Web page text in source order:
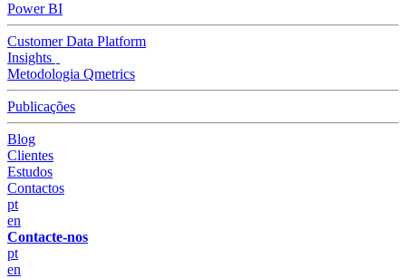
Power BI
Customer Data Platform
Insights
Metodologia Qmetrics
Publicações
Blog
Clientes
Estudos
Contactos
pt
en
Contacte-nos
pt
en